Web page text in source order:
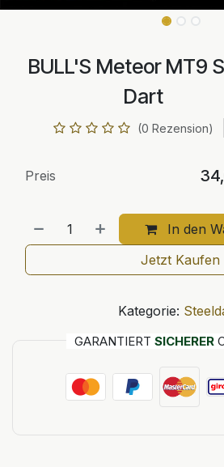
BULL'S Meteor MT9
Dart
(0 Rezension)
In den
Preis
Jetzt Kaufen
Kategorie:
GARANTIERT SICHERER